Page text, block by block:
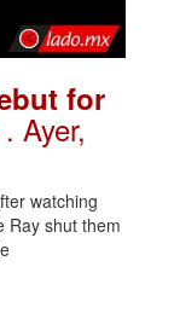
for
. Ayer,
watching
Ray shut them